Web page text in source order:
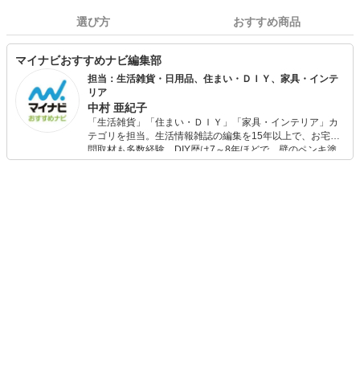
選び方 おすすめ商品
マイナビおすすめナビ編集部
担当：生活雑貨・日用品、住まい・ＤＩＹ、家具・インテ
リア
中村 亜紀子
「生活雑貨」「住まい・ＤＩＹ」「家具・インテリア」カ
テゴリを担当。生活情報雑誌の編集を15年以上で、お宅訪
問取材も多数経験。DIY歴は7～8年ほどで、壁のペンキ塗
りや壁紙チェンジなどもチャレンジ済み。初心者でもモノ